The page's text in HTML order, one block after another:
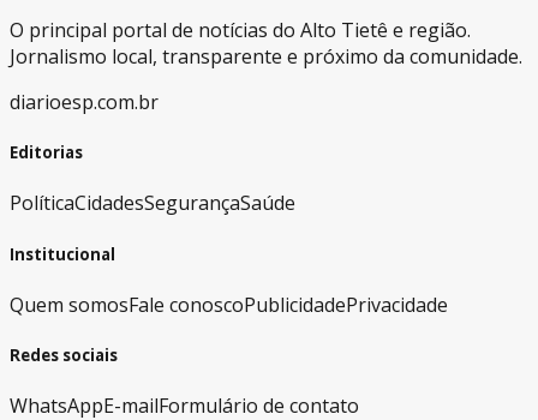
O principal portal de notícias do Alto Tietê e região.
Jornalismo local, transparente e próximo da comunidade.
diarioesp.com.br
Editorias
PolíticaCidadesSegurançaSaúde
Institucional
Quem somosFale conoscoPublicidadePrivacidade
Redes sociais
WhatsAppE-mailFormulário de contato